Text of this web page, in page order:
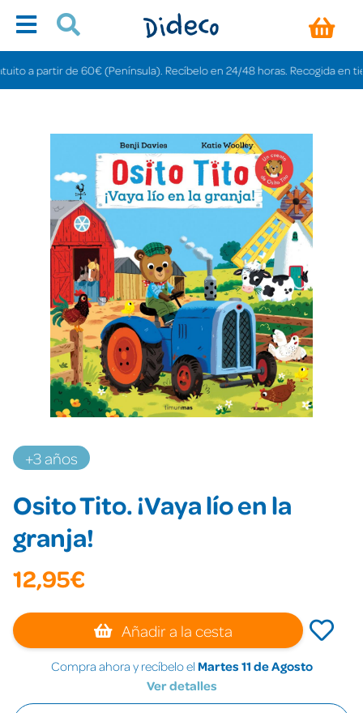
partir de 60€ (Península). Recíbelo en 24/48 horas. Recogida en
+3 años
Osito Tito. ¡Vaya lío en la
granja!
12,95€
Añadir a la cesta
Compra ahora y recíbelo el Martes 11 de Agosto
Ver detalles